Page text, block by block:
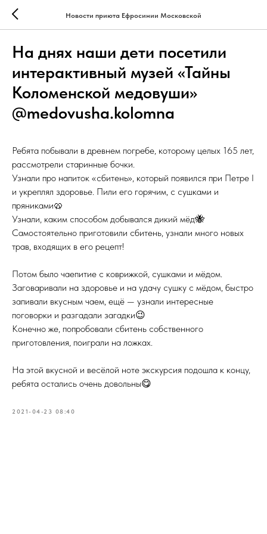
Новости приюта Ефросинии Московской
На днях наши дети посетили
интерактивный музей «Тайны
Коломенской медовуши»
@medovusha.kolomna
Ребята побывали в древнем погребе, которому целых 165 лет,
рассмотрели старинные бочки.
Узнали про напиток «сбитень», который появился при Петре I
и укреплял здоровье. Пили его горячим, с сушками и
пряниками🥨
Узнали, каким способом добывался дикий мёд🐝
Самостоятельно приготовили сбитень, узнали много новых
трав, входящих в его рецепт!
Потом было чаепитие с коврижкой, сушками и мёдом.
Заговаривали на здоровье и на удачу сушку с мёдом, быстро
запивали вкусным чаем, ещё — узнали интересные
поговорки и разгадали загадки😉
Конечно же, попробовали сбитень собственного
приготовления, поиграли на ложках.
На этой вкусной и весёлой ноте экскурсия подошла к концу,
ребята остались очень довольны😋
2021-04-23 08:40